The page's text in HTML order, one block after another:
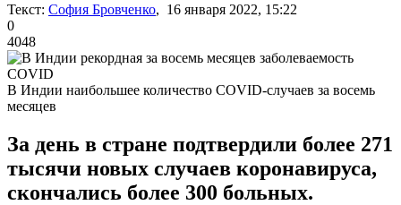
Текст: София Бровченко, 16 января 2022, 15:22
0
4048
В Индии наибольшее количество COVID-случаев за восемь
месяцев
За день в стране подтвердили более 271
тысячи новых случаев коронавируса,
скончались более 300 больных.